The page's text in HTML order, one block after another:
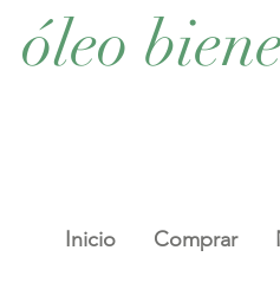
óleo
Inicio Comprar